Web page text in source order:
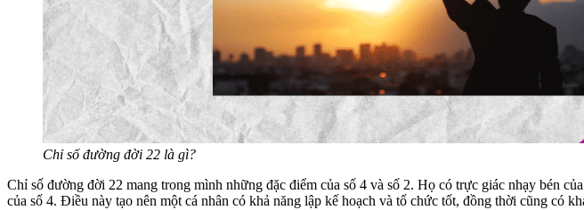
Chỉ số đường đời 22 là gì?
Chỉ số đường đời 22 mang trong mình những đặc điểm của số 4 và số 2. Họ có trực giác nhạy bén
của số 4. Điều này tạo nên một cá nhân có khả năng lập kế hoạch và tổ chức tốt, đồng thời cũng có